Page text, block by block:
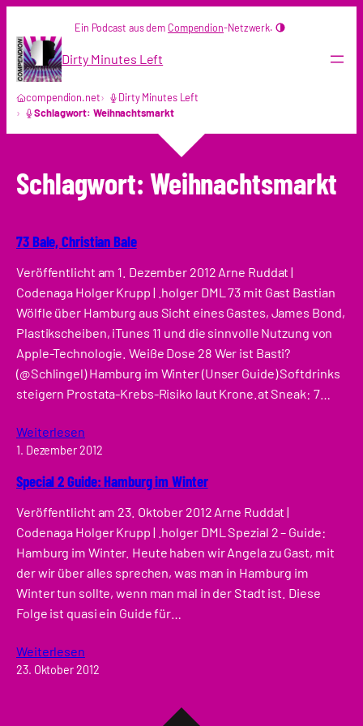
Inhalt
springen
Ein Podcast aus dem Compendion-Netzwerk.
Dirty Minutes Left
compendion.net
Dirty Minutes Left
Schlagwort: Weihnachtsmarkt
Schlagwort: Weihnachtsmarkt
73 Bale, Christian Bale
Veröffentlicht am 1. Dezember 2012 Arne Ruddat |
Codenaga Holger Krupp | .holger DML 73 mit Gast Bastian
Wölfle über Hamburg aus Sicht eines Gastes, James Bond,
Plastikscheiben, iTunes 11 und die sinnvolle Nutzung von
Apple-Technologie. Weiße Dose 28 Wer ist Basti?
(@Schlingel) Hamburg im Winter (Unser Guide) Softdrinks
steigern Prostata-Krebs-Risiko laut Krone.at Sneak: 7…
Weiterlesen
1. Dezember 2012
Special 2 Guide: Hamburg im Winter
Veröffentlicht am 23. Oktober 2012 Arne Ruddat |
Codenaga Holger Krupp | .holger DML Spezial 2 – Guide:
Hamburg im Winter. Heute haben wir Angela zu Gast, mit
der wir über alles sprechen, was man in Hamburg im
Winter tun sollte, wenn man mal in der Stadt ist. Diese
Folge ist quasi ein Guide für…
Weiterlesen
23. Oktober 2012